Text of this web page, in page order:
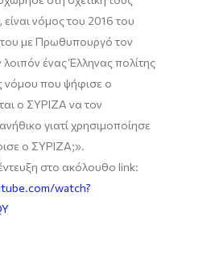
είναι νόμος του 2016 του
με Πρωθυπουργό τον
ένας Έλληνας πολίτης
νόμου που ψήφισε ο
ο ΣΥΡΙΖΑ να τον
γιατί χρησιμοποίησε
ο ΣΥΡΙΖΑ;».
στο ακόλουθο link:
watch?